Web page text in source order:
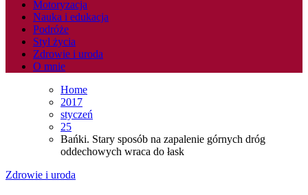
Motoryzacja
Nauka i edukacja
Podróże
Styl życia
Zdrowie i uroda
O mnie
Home
2017
styczeń
25
Bańki. Stary sposób na zapalenie górnych dróg
oddechowych wraca do łask
Zdrowie i uroda